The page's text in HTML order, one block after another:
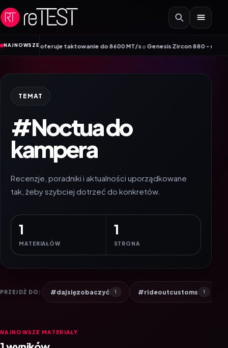
Przejdź do treści
NAJNOWSZE
Edition oferuje taktowanie do 8600 MT/s•Genesis Zircon 880 – nowy
TEMAT
#Noctua do
kampera
Recenzje, poradniki i aktualności uporządkowane
tak, żeby szybciej dotrzeć do konkretów.
1
MATERIAŁÓW
1
STRONA
PRZEJDŹ DO: #dajsięzobaczyć 1 #rideoutcustoms 1
NAJNOWSZE MATERIAŁY